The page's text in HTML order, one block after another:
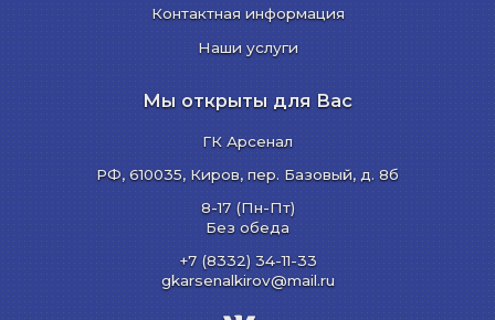
Контактная информация
Наши услуги
Мы открыты для Вас
ГК Арсенал
РФ, 610035, Киров, пер. Базовый, д. 8б
8-17 (Пн-Пт)
Без обеда
+7 (8332) 34-11-33
gkarsenalkirov@mail.ru